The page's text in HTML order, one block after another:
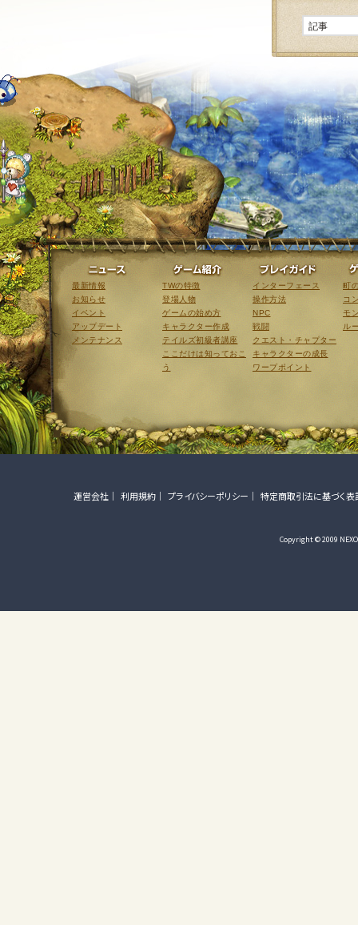
ニュース
最新情報
お知らせ
イベント
アップデート
メンテナンス
ゲーム紹介
TWの特徴
登場人物
ゲームの始め方
キャラクター作成
テイルズ初級者講座
ここだけは知っておこ
う
インターフェース
操作方法
NPC
戦闘
クエスト・チャプター
キャラクターの成長
ワープポイント
町
コ
モ
ル
運営会社 利用規約 プライバシーポリシー 特定商取引法に基づく表
Copyright © 2009